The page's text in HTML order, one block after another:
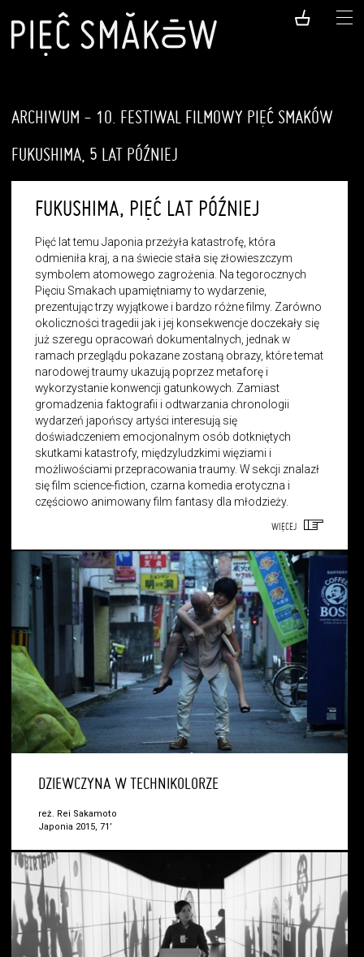
ARCHIWUM - 10. FESTIWAL FILMOWY PIĘĆ SMAKÓW
FUKUSHIMA, 5 LAT PÓŹNIEJ
FUKUSHIMA, PIĘĆ LAT PÓŹNIEJ
Pięć lat temu Japonia przeżyła katastrofę, która
odmieniła kraj, a na świecie stała się złowieszczym
symbolem atomowego zagrożenia. Na tegorocznych
Pięciu Smakach upamiętniamy to wydarzenie,
prezentując trzy wyjątkowe i bardzo różne filmy. Zarówno
okoliczności tragedii jak i jej konsekwencje doczekały się
już szeregu opracowań dokumentalnych, jednak w
ramach przeglądu pokazane zostaną obrazy, które temat
narodowej traumy ukazują poprzez metaforę i
wykorzystanie konwencji gatunkowych. Zamiast
gromadzenia faktografii i odtwarzania chronologii
wydarzeń japońscy artyści interesują się
doświadczeniem emocjonalnym osób dotkniętych
skutkami katastrofy, międzyludzkimi więziami i
możliwościami przepracowania traumy. W sekcji znalazł
się film science-fiction, czarna komedia erotyczna i
częściowo animowany film fantasy dla młodzieży.
WIĘCEJ
DZIEWCZYNA W TECHNIKOLORZE
reż. Rei Sakamoto
Japonia 2015, 71’